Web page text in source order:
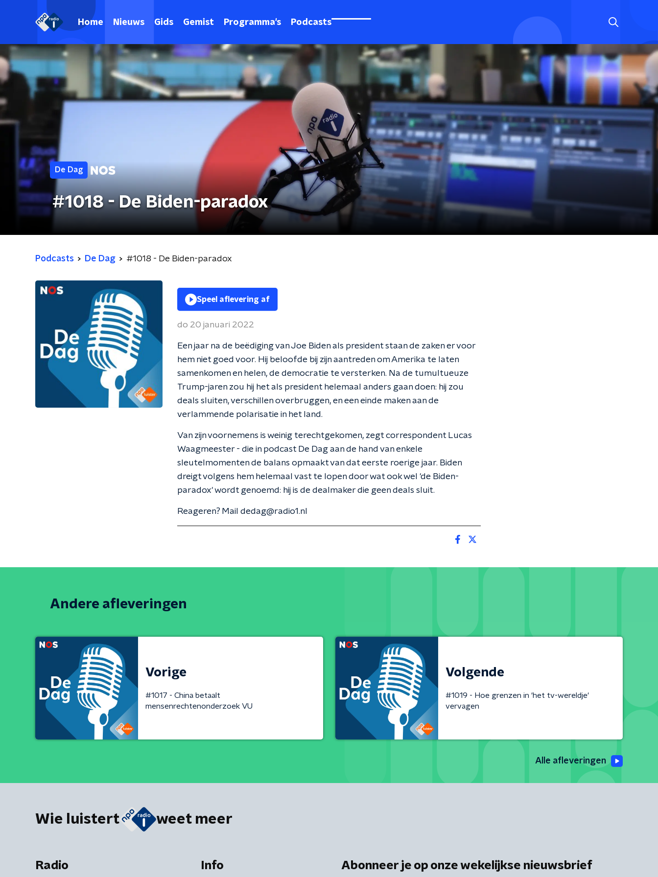
Home Nieuws Gids Gemist Programma's Podcasts
De Dag
#1018 - De Biden-paradox
Podcasts De Dag #1018 - De Biden-paradox
Speel aflevering af
do 20 januari 2022
Een jaar na de beëdiging van Joe Biden als president staan de zaken er voor
hem niet goed voor. Hij beloofde bij zijn aantreden om Amerika te laten
samenkomen en helen, de democratie te versterken. Na de tumultueuze
Trump-jaren zou hij het als president helemaal anders gaan doen: hij zou
deals sluiten, verschillen overbruggen, en een einde maken aan de
verlammende polarisatie in het land.
Van zijn voornemens is weinig terechtgekomen, zegt correspondent Lucas
Waagmeester - die in podcast De Dag aan de hand van enkele
sleutelmomenten de balans opmaakt van dat eerste roerige jaar. Biden
dreigt volgens hem helemaal vast te lopen door wat ook wel 'de Biden-
paradox' wordt genoemd: hij is de dealmaker die geen deals sluit.
Reageren? Mail dedag@radio1.nl
Andere afleveringen
Vorige
#1017 - China betaalt
mensenrechtenonderzoek VU
Volgende
#1019 - Hoe grenzen in 'het tv-wereldje'
vervagen
Alle afleveringen
Wie luistert weet meer
Radio Info Abonneer je op onze wekelijkse nieuwsbrief